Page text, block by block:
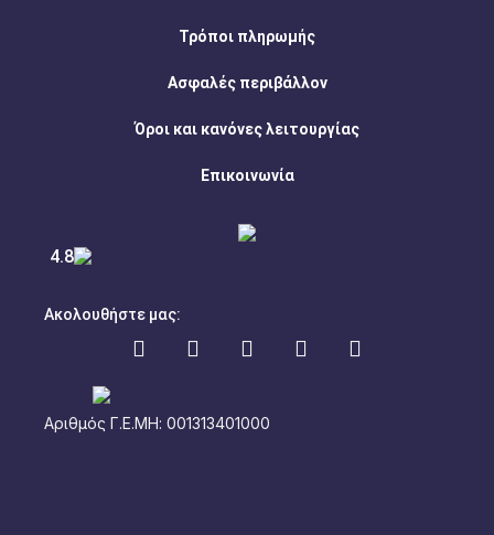
4.8
Τρόποι πληρωμής
Ασφαλές περιβάλλον
Όροι και κανόνες λειτουργίας
Επικοινωνία
Ακολουθήστε μας:
Αριθμός Γ.Ε.ΜΗ: 001313401000